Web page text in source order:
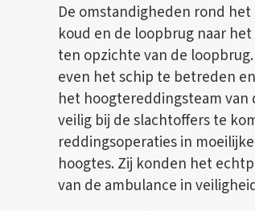
De omstandigheden rond
koud en de loopbrug naar
ten opzichte van de
even het schip te betreden
het hoogtereddingsteam
veilig bij de slachtoffers te
reddingsoperaties in
hoogtes. Zij konden het
van de ambulance in